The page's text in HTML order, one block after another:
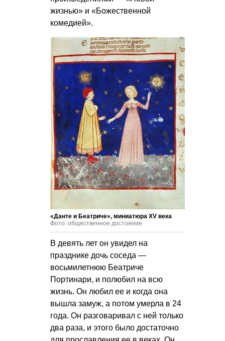
жизнью» и «Божественной
комедией».
«Данте и Беатриче», миниатюра XV века
Фото: общественное достояние
В девять лет он увидел на
празднике дочь соседа —
восьмилетнюю Беатриче
Портинари, и полюбил на всю
жизнь. Он любил ее и когда она
вышла замуж, а потом умерла в 24
года. Он разговаривал с ней только
два раза, и этого было достаточно